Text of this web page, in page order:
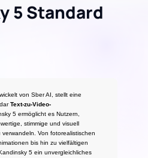
5 Standard
von Sber AI, stellt eine
Text-zu-Video-
5 ermöglicht es Nutzern,
stimmige und visuell
Von fotorealistischen
bis hin zu vielfältigen
5 ein unvergleichliches